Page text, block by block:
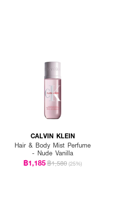
CALVIN KLEIN
Hair & Body Mist Perfume
- Nude Vanilla
฿1,185฿1,580 (25%)